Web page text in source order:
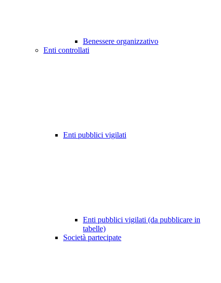
Benessere organizzativo
Enti controllati
Enti pubblici vigilati
Enti pubblici vigilati (da pubblicare in
tabelle)
Società partecipate